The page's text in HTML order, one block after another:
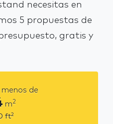
necesitas en
5 propuestas de
gratis y
de
m2
ft2